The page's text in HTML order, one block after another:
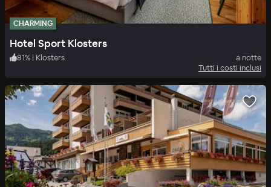
CHARMING
Hotel Sport Klosters
81% | Klosters
a notte
Tutti i costi inclusi